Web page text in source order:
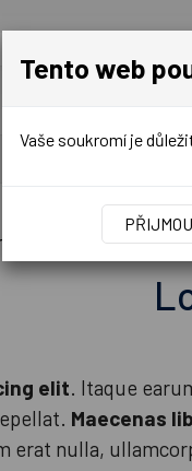
palet Výkup
elit. Itaque
Maecenas
nulla,
Tento web
Vaše soukromí je